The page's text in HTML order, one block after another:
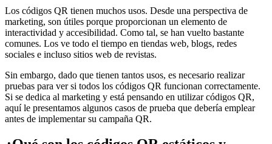
Los códigos QR tienen muchos usos. Desde una perspectiva de
marketing, son útiles porque proporcionan un elemento de
interactividad y accesibilidad. Como tal, se han vuelto bastante
comunes. Los ve todo el tiempo en tiendas web, blogs, redes
sociales e incluso sitios web de revistas.
Sin embargo, dado que tienen tantos usos, es necesario realizar
pruebas para ver si todos los códigos QR funcionan correctamente.
Si se dedica al marketing y está pensando en utilizar códigos QR,
aquí le presentamos algunos casos de prueba que debería emplear
antes de implementar su campaña QR.